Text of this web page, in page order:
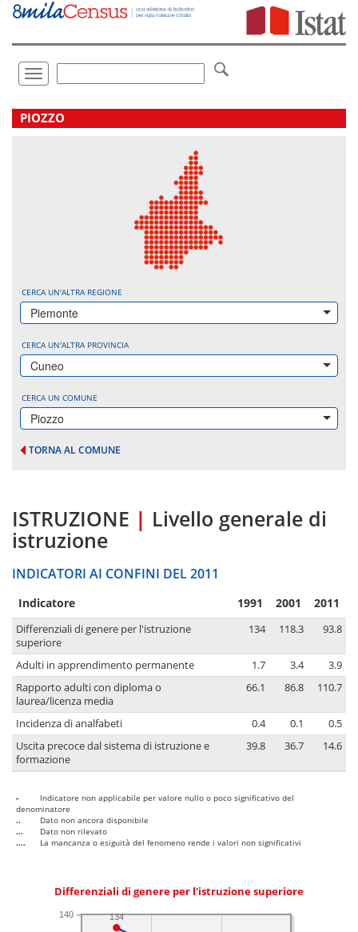
Vai
direttamente
Toggle
navigation
.
PIOZZO
CERCA UN'ALTRA REGIONE
Piemonte
CERCA UN'ALTRA PROVINCIA
Cuneo
CERCA UN COMUNE
Piozzo
TORNA AL COMUNE
ISTRUZIONE | Livello generale di
istruzione
INDICATORI AI CONFINI DEL 2011
Indicatore 1991 2001 2011
Differenziali di genere per l'istruzione
superiore
134 118.3 93.8
Adulti in apprendimento permanente 1.7 3.4
3.9
Rapporto adulti con diploma o
laurea/licenza media
66.1 86.8 110.7
Incidenza di analfabeti 0.4 0.1
0.5
Uscita precoce dal sistema di istruzione e
formazione
39.8 36.7 14.6
-
Indicatore non applicabile per valore nullo o poco significativo del
denominatore
..
Dato non ancora disponibile
...
Dato non rilevato
....
La mancanza o esiguità del fenomeno rende i valori non significativi
Differenziali di genere per l'istruzione superiore
140 134